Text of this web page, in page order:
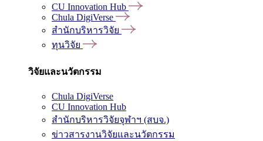
CU Innovation Hub
Chula DigiVerse
สำนักบริหารวิจัย
ทุนวิจัย
วิจัยและนวัตกรรม
Chula DigiVerse
CU Innovation Hub
สำนักบริหารวิจัยจุฬาฯ (สบจ.)
ข่าวสารงานวิจัยและนวัตกรรม